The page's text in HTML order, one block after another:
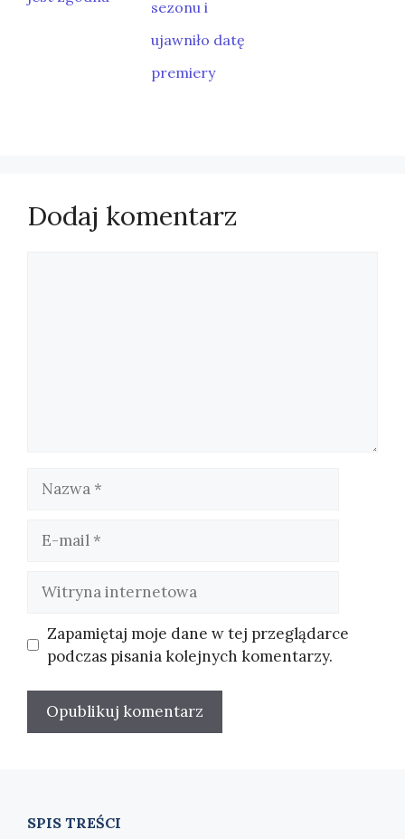
sezonu i
ujawniło datę
premiery
Dodaj komentarz
mail
internetowa
Zapamiętaj moje dane w tej przeglądarce
podczas pisania kolejnych komentarzy.
SPIS TREŚCI